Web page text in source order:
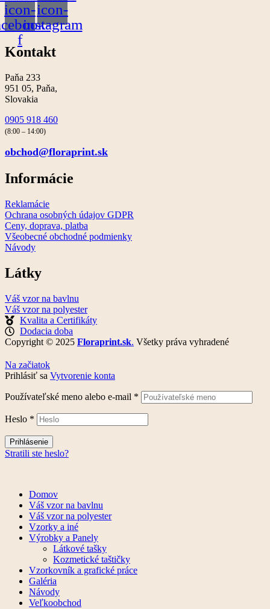
icon-
f
icon-
instagram
Kontakt
Paňa 233
951 05, Paňa,
Slovakia
0905 918 460
(8:00 – 14:00)
obchod@floraprint.sk
Informácie
Reklamácie
Ochrana osobných údajov GDPR
Ceny, doprava, platba
Všeobecné obchodné podmienky
Návody
Látky
Váš vzor na bavlnu
Váš vzor na polyester
Kvalita a Certifikáty
Dodacia doba
Copyright © 2025 Floraprint.sk. Všetky práva vyhradené
Na začiatok
Prihlásiť sa Vytvorenie konta
Používateľské meno alebo e-mail *
Heslo *
Prihlásenie
Stratili ste heslo?
Domov
Váš vzor na bavlnu
Váš vzor na polyester
Vzorky a iné
Výrobky a Panely
Látkové tašky
Kozmetické taštičky
Vzorkovník a grafické práce
Galéria
Návody
Veľkoobchod